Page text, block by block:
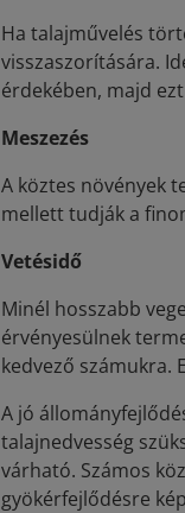
Ha talajművelés
visszaszorítására.
érdekében, majd
Meszezés
A köztes növények
mellett tudják a
Vetésidő
Minél hosszabb
érvényesülnek
kedvező számukra.
A jó
talajnedvesség
várható. Számos
gyökérfejlődésre